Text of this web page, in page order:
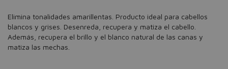
Elimina tonalidades amarillentas. Producto ideal para cabellos
blancos y grises. Desenreda, recupera y matiza el cabello.
Además, recupera el brillo y el blanco natural de las canas y
matiza las mechas.